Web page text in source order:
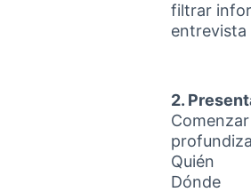
filtrar
entrevista
2.
Quién
Dónde